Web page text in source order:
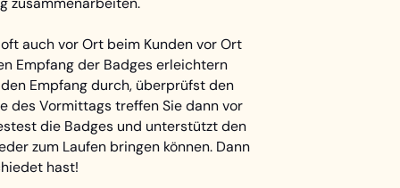
auch vor Ort beim Kunden vor Ort
Empfang der Badges erleichtern
Empfang durch, überprüfst den
des Vormittags treffen Sie dann vor
die Badges und unterstützt den
zum Laufen bringen können. Dann
hast!